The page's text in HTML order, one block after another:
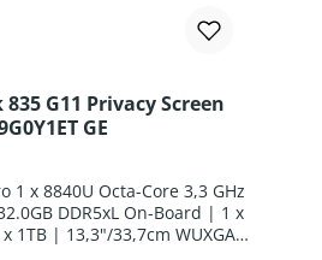
G11 Privacy Screen
GE
1 x 8840U Octa-Core 3,3 GHz
DDR5xL On-Board | 1 x
x 1TB | 13,3"/33,7cm WUXGA